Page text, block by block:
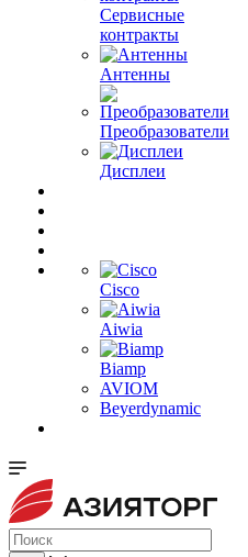
Сервисные
контракты
Антенны
Преобразователи
Дисплеи
Cisco
Aiwia
Biamp
AVIOM
Beyerdynamic